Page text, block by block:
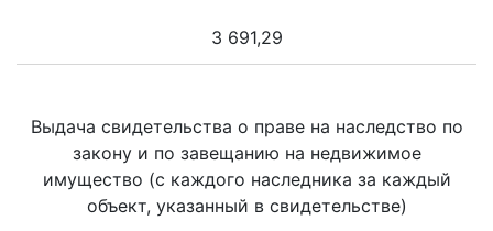
3 691,29
Выдача свидетельства о праве на наследство по
закону и по завещанию на недвижимое
имущество (с каждого наследника за каждый
объект, указанный в свидетельстве)